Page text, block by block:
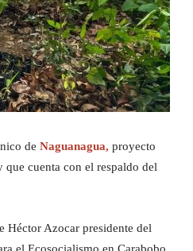
de Naguanagua, proyecto
cuenta con el respaldo del
Héctor Azocar presidente del
el Ecosocialismo en Carabobo,